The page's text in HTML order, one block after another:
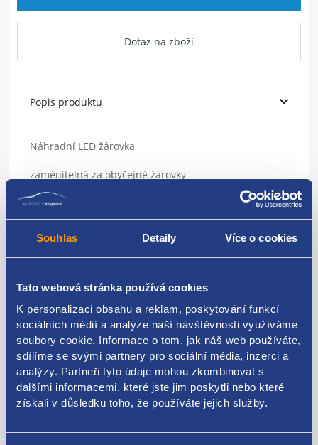
Souhlas Detaily Více o cookies
Tato webová stránka používá cookies
K personalizaci obsahu a reklam, poskytování funkcí
sociálních médií a analýze naší návštěvnosti využíváme
soubory cookie. Informace o tom, jak náš web používáte,
sdílíme se svými partnery pro sociální média, inzerci a
analýzy. Partneři tyto údaje mohou zkombinovat s
dalšími informacemi, které jste jim poskytli nebo které
získali v důsledku toho, že používáte jejich služby.
Dotaz na zboží
Popis produktu
Náhradní LED žárovka
zaměnitelná za obyčejné žárovky
Sada 4ks
použití: panely topení, přístrojové štíty, podsvícení
Barva: červená
napájecí napětí 12 V
vynikající do vozidel, kde dochází k častému praskání
klasických žárovek
pro všechny osobní vozy, dodávky a motocykly s